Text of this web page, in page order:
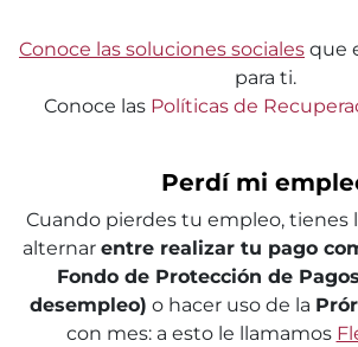
Conoce las soluciones sociales que
para ti.
Conoce las Políticas de
Perdí mi
Cuando pierdes tu empleo, tienes
alternar entre realizar tu pago
Fondo de Protección de
desempleo) o hacer uso de la
con mes: a esto le llamamos